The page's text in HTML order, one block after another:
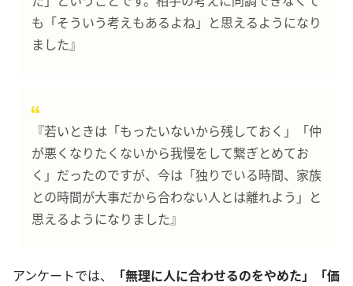
も「そういう考えもあるよね」と思えるようになり
ました』
『若いときは「もったいないから残しておく」「仲
が悪くなりたくないから我慢をして繋ぎとめてお
く」だったのですが、今は「独りでいる時間、家族
との時間が大事だから合わない人とは離れよう」と
思えるようになりました』
アンケートでは、
「無理に人に合わせるのをやめた」「価